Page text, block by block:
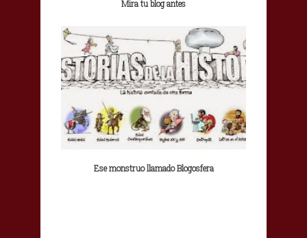
Mira tu blog antes
Ese monstruo llamado Blogosfera